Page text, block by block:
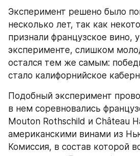
Эксперимент решено было
несколько лет, так как
признали французское вино,
эксперименте, слишком
остался тем же самым:
стало калифорнийское
Подобный эксперимент
в нем соревновались
Mouton Rothschild и Château
американскими винами из
Комиссия, в состав которой